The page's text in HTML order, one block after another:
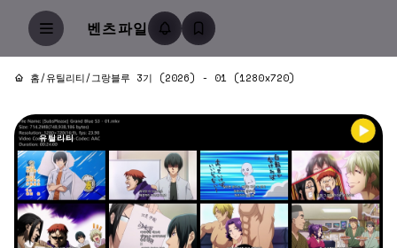
벤츠파일
홈/유틸리티/그랑블루 3기 (2026) - 01 (1280x720)
유틸리티